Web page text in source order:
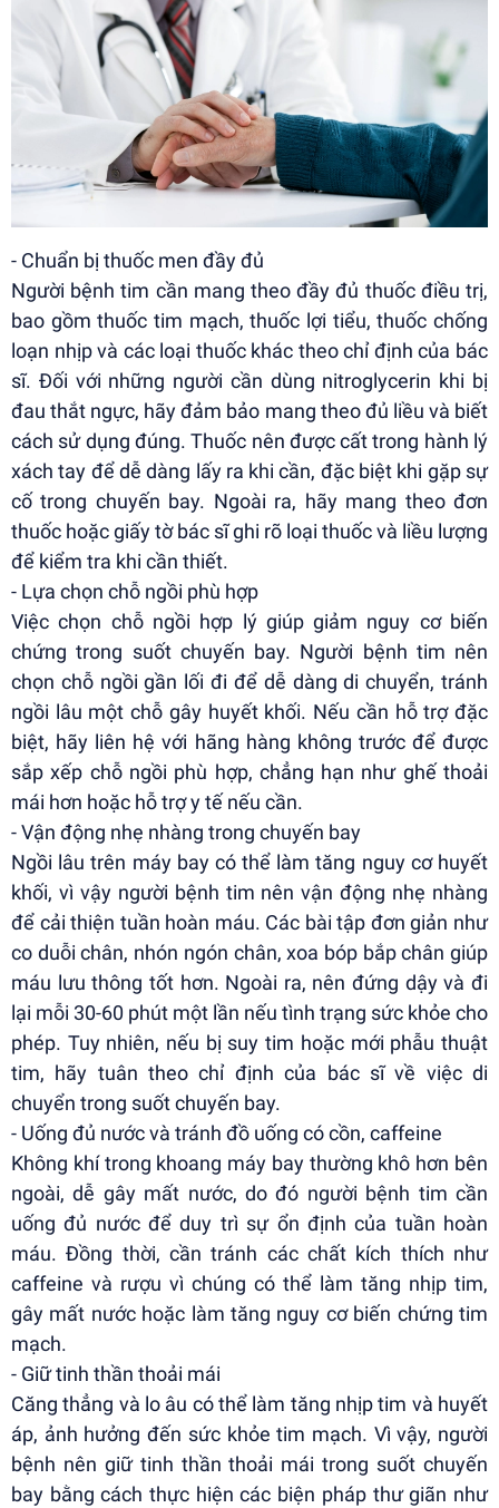
- Chuẩn bị thuốc men đầy đủ
Người bệnh tim cần mang theo đầy đủ thuốc điều trị,
bao gồm thuốc tim mạch, thuốc lợi tiểu, thuốc chống
loạn nhịp và các loại thuốc khác theo chỉ định của bác
sĩ. Đối với những người cần dùng nitroglycerin khi bị
đau thắt ngực, hãy đảm bảo mang theo đủ liều và biết
cách sử dụng đúng. Thuốc nên được cất trong hành lý
xách tay để dễ dàng lấy ra khi cần, đặc biệt khi gặp sự
cố trong chuyến bay. Ngoài ra, hãy mang theo đơn
thuốc hoặc giấy tờ bác sĩ ghi rõ loại thuốc và liều lượng
để kiểm tra khi cần thiết.
- Lựa chọn chỗ ngồi phù hợp
Việc chọn chỗ ngồi hợp lý giúp giảm nguy cơ biến
chứng trong suốt chuyến bay. Người bệnh tim nên
chọn chỗ ngồi gần lối đi để dễ dàng di chuyển, tránh
ngồi lâu một chỗ gây huyết khối. Nếu cần hỗ trợ đặc
biệt, hãy liên hệ với hãng hàng không trước để được
sắp xếp chỗ ngồi phù hợp, chẳng hạn như ghế thoải
mái hơn hoặc hỗ trợ y tế nếu cần.
- Vận động nhẹ nhàng trong chuyến bay
Ngồi lâu trên máy bay có thể làm tăng nguy cơ huyết
khối, vì vậy người bệnh tim nên vận động nhẹ nhàng
để cải thiện tuần hoàn máu. Các bài tập đơn giản như
co duỗi chân, nhón ngón chân, xoa bóp bắp chân giúp
máu lưu thông tốt hơn. Ngoài ra, nên đứng dậy và đi
lại mỗi 30-60 phút một lần nếu tình trạng sức khỏe cho
phép. Tuy nhiên, nếu bị suy tim hoặc mới phẫu thuật
tim, hãy tuân theo chỉ định của bác sĩ về việc di
chuyển trong suốt chuyến bay.
- Uống đủ nước và tránh đồ uống có cồn, caffeine
Không khí trong khoang máy bay thường khô hơn bên
ngoài, dễ gây mất nước, do đó người bệnh tim cần
uống đủ nước để duy trì sự ổn định của tuần hoàn
máu. Đồng thời, cần tránh các chất kích thích như
caffeine và rượu vì chúng có thể làm tăng nhịp tim,
gây mất nước hoặc làm tăng nguy cơ biến chứng tim
mạch.
- Giữ tinh thần thoải mái
Căng thẳng và lo âu có thể làm tăng nhịp tim và huyết
áp, ảnh hưởng đến sức khỏe tim mạch. Vì vậy, người
bệnh nên giữ tinh thần thoải mái trong suốt chuyến
bay bằng cách thực hiện các biện pháp thư giãn như